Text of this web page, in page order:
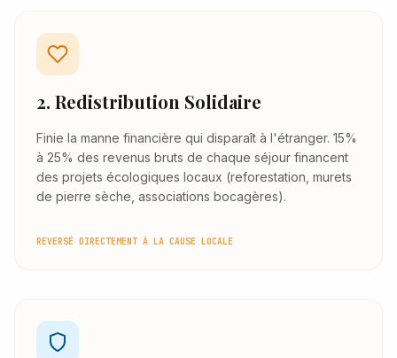
2. Redistribution Solidaire
Finie la manne financière qui disparaît à l'étranger. 15%
à 25% des revenus bruts de chaque séjour financent
des projets écologiques locaux (reforestation, murets
de pierre sèche, associations bocagères).
REVERSÉ DIRECTEMENT À LA CAUSE LOCALE